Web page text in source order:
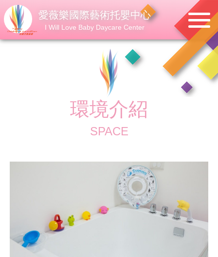
愛薇樂國際藝術托嬰中心
I Will Love Baby Daycare Center
環境介紹
SPACE